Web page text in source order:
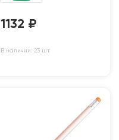
1132 ₽
В наличии: 23 шт